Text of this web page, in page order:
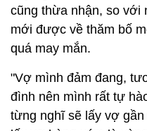
cũng thừa nhận, so với
mới được về thăm bố
quá may mắn.
"Vợ mình đảm đang,
đình nên mình rất tự
từng nghĩ sẽ lấy vợ